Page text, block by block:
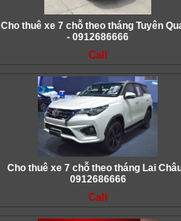
Cho thuê xe 7 chỗ theo tháng Tuyên
- 0912686666
Call
Cho thuê xe 7 chỗ theo tháng Lai
0912686666
Call